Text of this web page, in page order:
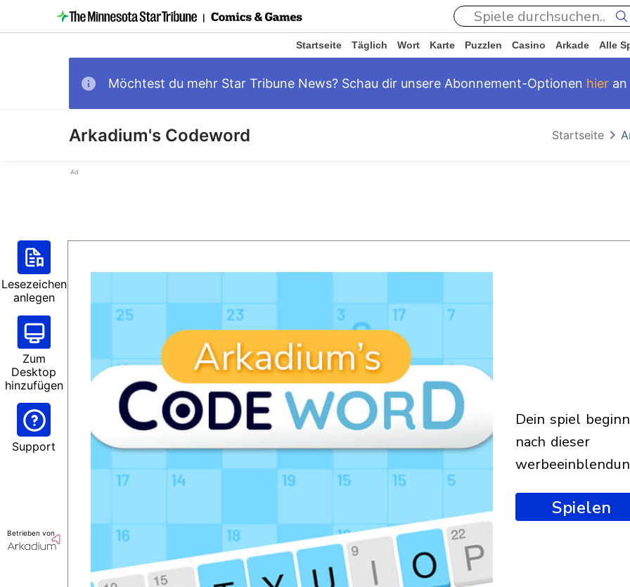
Startseite Täglich Wort Karte Puzzlen Casino Arkade Alle
Möchtest du mehr Star Tribune News? Schau dir unsere Abonnement-Optionen hier an
Arkadium's Codeword Startseite
Ad
Lesezeichen
anlegen
Zum
Desktop
hinzufügen
Support
Betrieben von
dein spiel beginnt
nach dieser
Spielen